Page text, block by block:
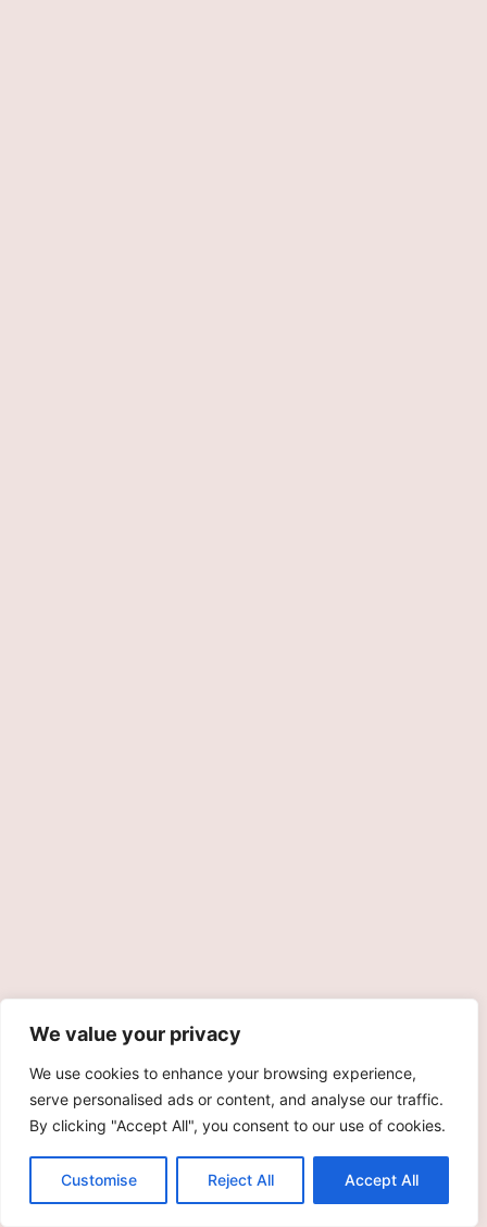
We value your privacy
We use cookies to enhance your browsing experience,
serve personalised ads or content, and analyse our traffic.
By clicking "Accept All", you consent to our use of cookies.
Customise Reject All Accept All